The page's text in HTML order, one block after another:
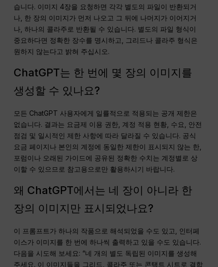
습니다. 이미지 4장을 요청하면 각각 별도의 파일이 반환되거
나, 한 장의 이미지가 먼저 나오고 그 뒤에 나머지가 이어지거
나, 하나의 콜라주로 반환될 수 있습니다. 별도의 파일 형식이
중요하다면 정확한 장수를 명시하고, 그리드나 콜라주 형식은
원하지 않는다고 밝혀 주십시오.
ChatGPT는 한 번에 몇 장의 이미지를
생성할 수 있나요?
모든 ChatGPT 사용자에게 일률적으로 적용되는 공개 제한은
없습니다. 결과는 요금제 이용 권한, 계정 적용 현황, 수요, 안전
점검 및 일시적인 제한 사항에 따라 달라질 수 있습니다. 공식
요금 페이지나 본인의 계정에 동일한 제한이 표시되지 않는 한,
포럼이나 오래된 가이드에 공유된 정확한 수치는 계정별로 상
이할 수 있으므로 참고용으로만 활용하시기 바랍니다.
왜 ChatGPT에서는 네 장이 아니라 한
장의 이미지만 표시되었나요?
이 프롬프트가 하나의 작품으로 해석되었을 수도 있고, 인터페
이스가 이미지를 한 번에 하나씩 출력하고 있을 수도 있습니다.
다음을 시도해 보세요: “네 개의 별도 독립된 이미지를 생성해
주세요. 이 이미지들을 그리드, 콜라주 또는 콘택트 시트로 결합